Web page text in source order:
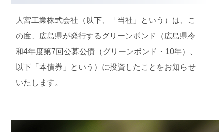
大宮工業株式会社（以下、「当社」という）は、こ
の度、広島県が発行するグリーンボンド（広島県令
和4年度第7回公募公債（グリーンボンド・10年）、
以下「本債券」という）に投資したことをお知らせ
いたします。